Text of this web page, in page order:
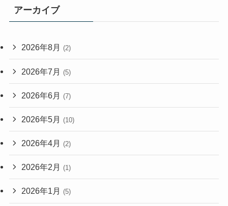
アーカイブ
2026年8月 (2)
2026年7月 (5)
2026年6月 (7)
2026年5月 (10)
2026年4月 (2)
2026年2月 (1)
2026年1月 (5)